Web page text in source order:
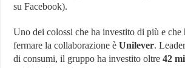
su Facebook).
Uno dei colossi che ha investito di più e che
fermare la collaborazione èUnilever.
di consumi, il gruppo ha investito oltre42